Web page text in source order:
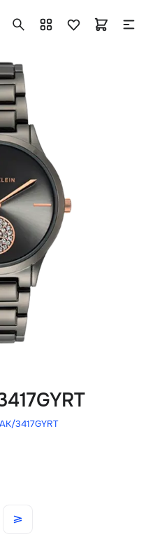
AK/3417GYRT
+7 ( 705 ) 181-42-50
info@vetervremeni.kz